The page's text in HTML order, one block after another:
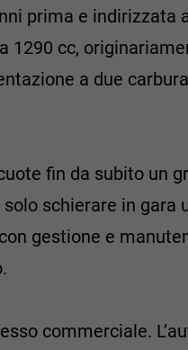
prima e indirizzata
cc,
a due
fin da subito un
schierare in
gestione e
commerciale.